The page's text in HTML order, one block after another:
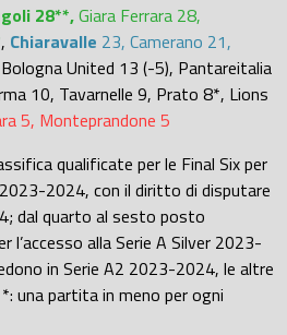
28**,Giara Ferrara 28,
, Chiaravalle 23, Camerano 21,
Bologna United 13 (-5), Pantareitalia
10, Tavarnelle 9, Prato 8*, Lions
5, Monteprandone 5
qualificate per le Final Six per
2023-2024, con il diritto di disputare
dal quarto al sesto posto
alla Serie A Silver 2023-
in Serie A2 2023-2024, le altre
una partita in meno per ogni